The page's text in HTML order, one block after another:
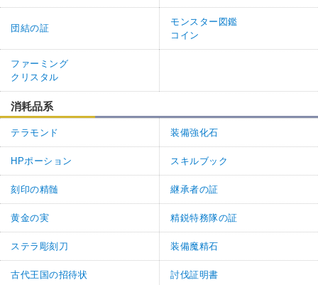
団結の証
モンスター図鑑
コイン
ファーミング
クリスタル
消耗品系
テラモンド 装備強化石
HPポーション スキルブック
刻印の精髄 継承者の証
黄金の実 精鋭特務隊の証
ステラ彫刻刀 装備魔精石
古代王国の招待状 討伐証明書